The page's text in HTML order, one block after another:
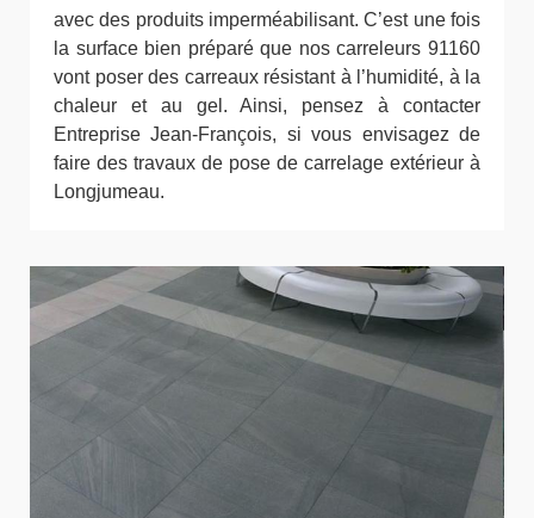
avec des produits imperméabilisant. C’est une fois
la surface bien préparé que nos carreleurs 91160
vont poser des carreaux résistant à l’humidité, à la
chaleur et au gel. Ainsi, pensez à contacter
Entreprise Jean-François, si vous envisagez de
faire des travaux de pose de carrelage extérieur à
Longjumeau.